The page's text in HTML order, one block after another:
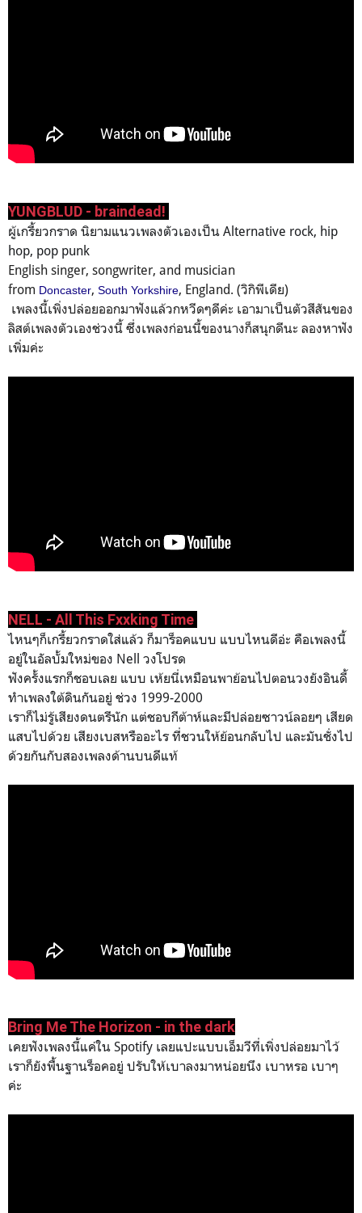
YUNGBLUD - braindead!
ผู้เกรี้ยวกราด นิยามแนวเพลงตัวเองเป็น Alternative rock, hip
hop, pop punk
English singer, songwriter, and musician
from Doncaster, South Yorkshire, England. (วิกิพีเดีย)
เพลงนี้เพิ่งปล่อยออกมาฟังแล้วกหวีดๆดีค่ะ เอามาเป็นตัวสีสันของ
ลิสต์เพลงตัวเองช่วงนี้ ซึ่งเพลงก่อนนี้ของนางก็สนุกดีนะ ลองหาฟัง
เพิ่มค่ะ
NELL - All This Fxxking Time
ไหนๆก็เกรี้ยวกราดใส่แล้ว ก็มาร็อคแบบ แบบไหนดีอ่ะ คือเพลงนี้
อยู่ในอัลบั้มใหม่ของ Nell วงโปรด
ฟังครั้งแรกก็ชอบเลย แบบ เห้ยนี่เหมือนพาย้อนไปตอนวงยังอินดี้
ทำเพลงใต้ดินกันอยู่ ช่วง 1999-2000
เราก็ไม่รู้เสียงดนตรีนัก แต่ชอบกีต้าห์และมีปล่อยซาวน์ลอยๆ เสียด
แสบไปด้วย เสียงเบสหรืออะไร ที่ชวนให้ย้อนกลับไป และมันชั่งไป
ด้วยกันกับสองเพลงด้านบนดีแท้
Bring Me The Horizon - in the dark
เคยฟังเพลงนี้แค่ใน Spotify เลยแปะแบบเอ็มวีที่เพิ่งปล่อยมาไว้
เราก็ยังพื้นฐานร็อคอยู่ ปรับให้เบาลงมาหน่อยนึง เบาหรอ เบาๆ
ค่ะ